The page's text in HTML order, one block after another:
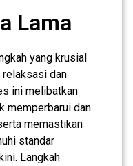
Lama
yang krusial
relaksasi dan
ini melibatkan
memperbarui dan
memastikan
standar
Langkah